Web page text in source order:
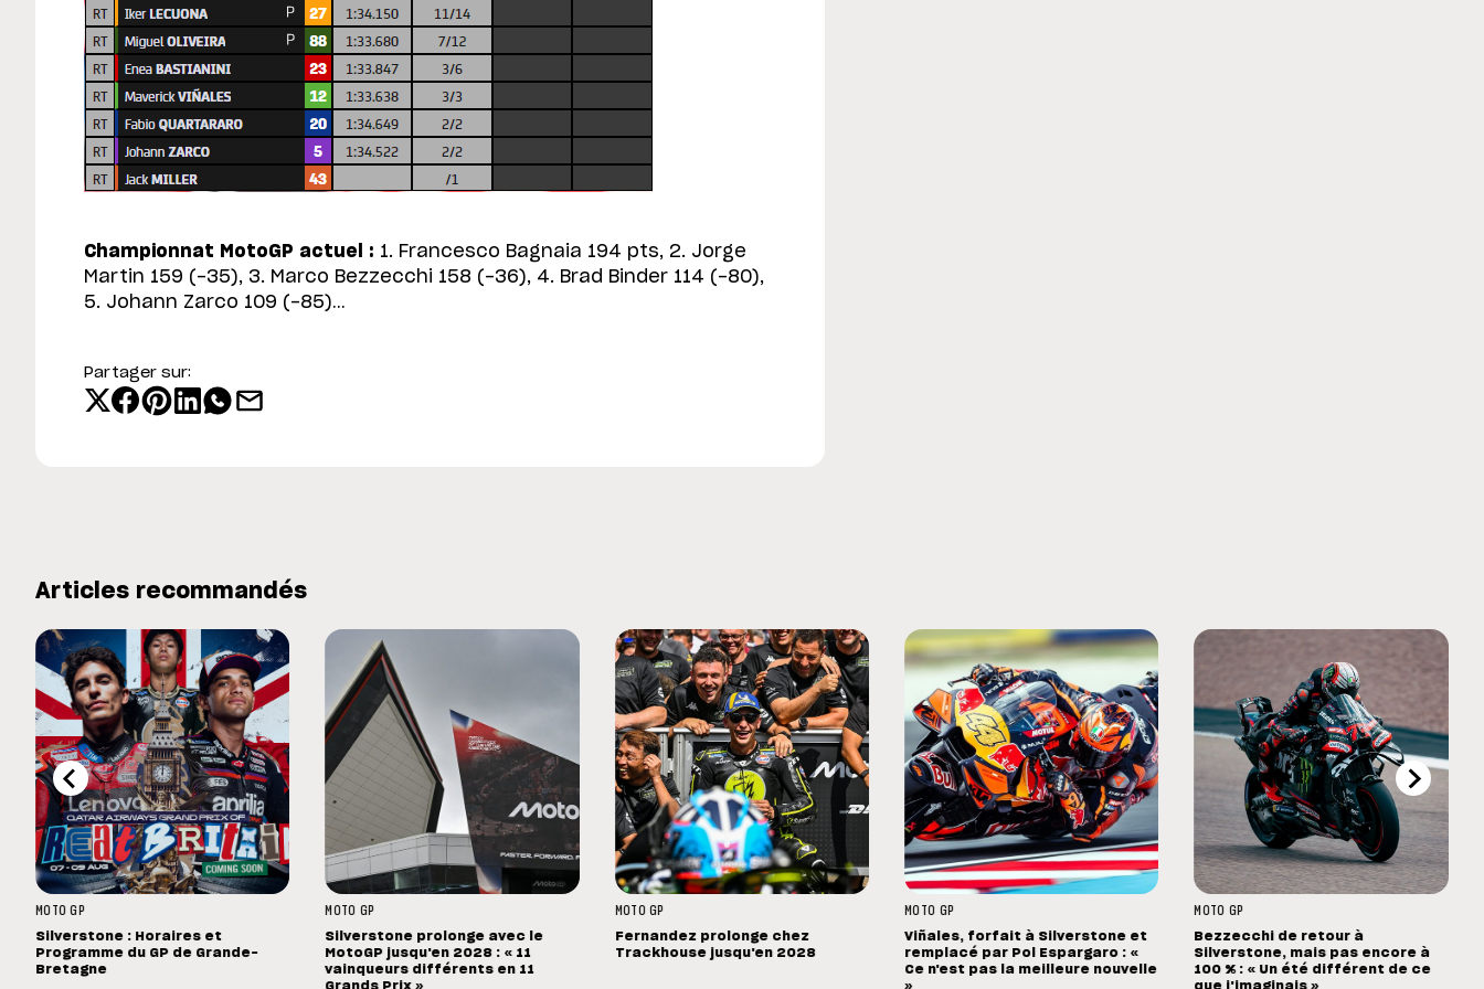
Championnat MotoGP actuel : 1. Francesco Bagnaia 194 pts, 2. Jorge
Martin 159 (-35), 3. Marco Bezzecchi 158 (-36), 4. Brad Binder 114 (-80),
5. Johann Zarco 109 (-85)…
Partager sur:
Articles recommandés
MOTO GP
Silverstone : Horaires et
Programme du GP de Grande-
Bretagne
MOTO GP
Silverstone prolonge avec le
MotoGP jusqu'en 2028 : « 11
vainqueurs différents en 11
Grands Prix »
MOTO GP
Fernandez prolonge chez
Trackhouse jusqu'en 2028
MOTO GP
Viñales, forfait à Silverstone et
remplacé par Pol Espargaro : «
Ce n'est pas la meilleure nouvelle
»
MOTO GP
Bezzecchi de retour à
Silverstone, mais pas encore à
100 % : « Un été différent de ce
que j'imaginais »